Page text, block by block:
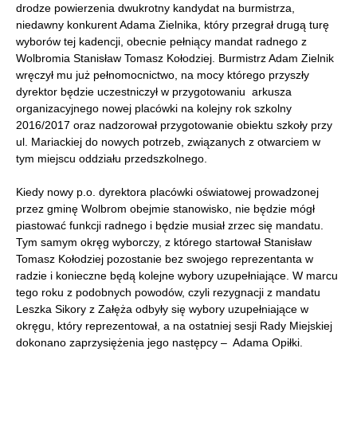
drodze powierzenia dwukrotny kandydat na burmistrza,
niedawny konkurent Adama Zielnika, który przegrał drugą turę
wyborów tej kadencji, obecnie pełniący mandat radnego z
Wolbromia Stanisław Tomasz Kołodziej. Burmistrz Adam Zielnik
wręczył mu już pełnomocnictwo, na mocy którego przyszły
dyrektor będzie uczestniczył w przygotowaniu arkusza
organizacyjnego nowej placówki na kolejny rok szkolny
2016/2017 oraz nadzorował przygotowanie obiektu szkoły przy
ul. Mariackiej do nowych potrzeb, związanych z otwarciem w
tym miejscu oddziału przedszkolnego.
Kiedy nowy p.o. dyrektora placówki oświatowej prowadzonej
przez gminę Wolbrom obejmie stanowisko, nie będzie mógł
piastować funkcji radnego i będzie musiał zrzec się mandatu.
Tym samym okręg wyborczy, z którego startował Stanisław
Tomasz Kołodziej pozostanie bez swojego reprezentanta w
radzie i konieczne będą kolejne wybory uzupełniające. W marcu
tego roku z podobnych powodów, czyli rezygnacji z mandatu
Leszka Sikory z Załęża odbyły się wybory uzupełniające w
okręgu, który reprezentował, a na ostatniej sesji Rady Miejskiej
dokonano zaprzysiężenia jego następcy – Adama Opiłki.